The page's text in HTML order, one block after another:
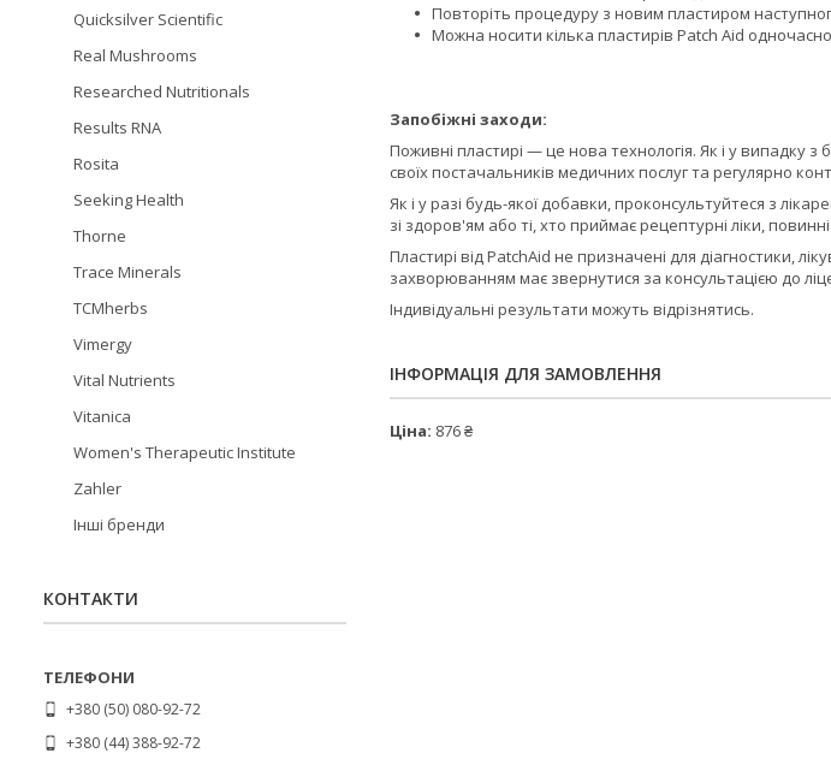
Повторіть процедуру з новим пластиром
Можна носити кілька пластирів Patch Aid
Запобіжні заходи:
Поживні пластирі — це нова технологія. Як і у випадку
своїх постачальників медичних послуг та регулярно
Як і у разі будь-якої добавки, проконсультуйтеся з
зі здоров'ям або ті, хто приймає рецептурні ліки,
Пластирі від PatchAid не призначені для діагностики,
захворюванням має звернутися за консультацією до
Індивідуальні результати можуть відрізнятись.
ІНФОРМАЦІЯ ДЛЯ ЗАМОВЛЕННЯ
Ціна: 876 ₴
Quicksilver Scientific
Real Mushrooms
Researched Nutritionals
Results RNA
Rosita
Seeking Health
Thorne
Trace Minerals
TCMherbs
Vimergy
Vital Nutrients
Vitanica
Women's Therapeutic Institute
Zahler
Інші бренди
КОНТАКТИ
+380 (50) 080-92-72
+380 (44) 388-92-72